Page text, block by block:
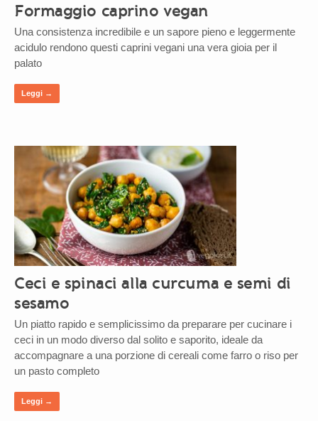
Formaggio caprino vegan
Una consistenza incredibile e un sapore pieno e leggermente
acidulo rendono questi caprini vegani una vera gioia per il
palato
Leggi →
Ceci e spinaci alla curcuma e semi di
sesamo
Un piatto rapido e semplicissimo da preparare per cucinare i
ceci in un modo diverso dal solito e saporito, ideale da
accompagnare a una porzione di cereali come farro o riso per
un pasto completo
Leggi →